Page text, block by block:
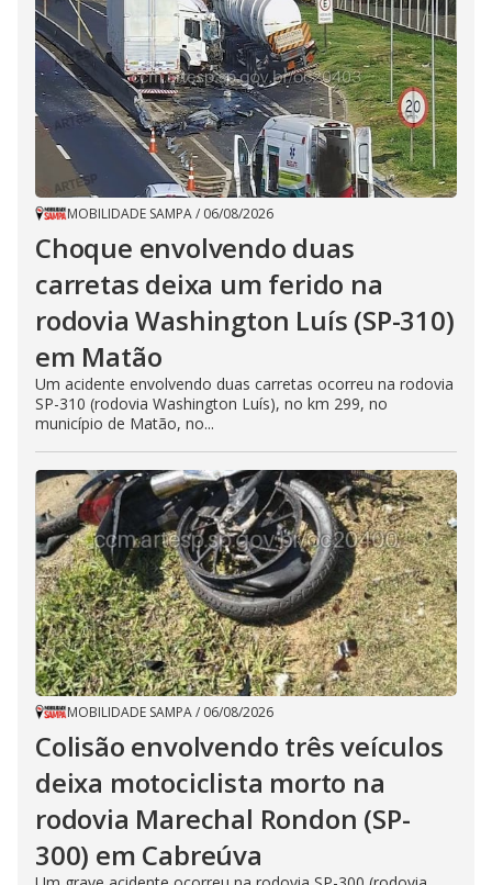
MOBILIDADE SAMPA/ 06/08/2026
Choque envolvendo duas
carretas deixa um ferido na
rodovia Washington Luís (SP-310)
em Matão
Um acidente envolvendo duas carretas ocorreu na rodovia
SP-310 (rodovia Washington Luís), no km 299, no
município de Matão, no...
MOBILIDADE SAMPA/ 06/08/2026
Colisão envolvendo três veículos
deixa motociclista morto na
rodovia Marechal Rondon (SP-
300) em Cabreúva